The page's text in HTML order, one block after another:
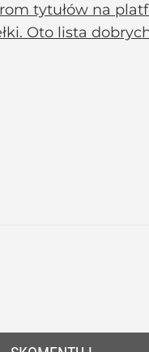
tytułów na
Oto lista